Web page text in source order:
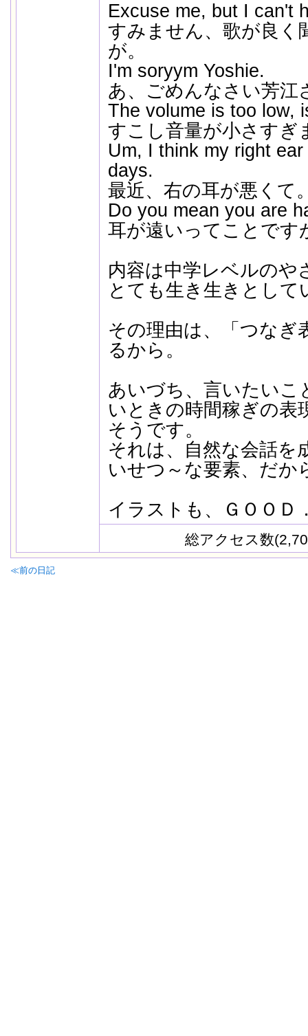
Excuse me, but I can't
すみません、歌が良く
が。
I'm soryym Yoshie.
あ、ごめんなさい芳江
The volume is too low,
すこし音量が小さすぎ
Um, I think my right
days.
最近、右の耳が悪くて
Do you mean you are
耳が遠いってことです
内容は中学レベルのや
とても生き生きとして
その理由は、「つなぎ
るから。
あいづち、言いたいこ
いときの時間稼ぎの表
そうです。
それは、自然な会話を
いせつ～な要素、だか
イラストも、ＧＯＯＤ
総アクセス数
≪前の日記